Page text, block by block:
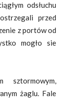
odsłuchu
przed
z portów od
mogło sie
sztormowym,
żaglu. Fale